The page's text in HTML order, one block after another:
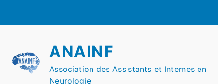
ANAINF
Association des Assistants et Internes en
Neurologie